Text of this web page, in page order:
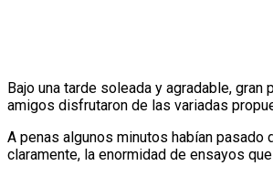
Bajo una tarde soleada y agradable,
amigos disfrutaron de las variadas
A penas algunos minutos habían
claramente, la enormidad de ensayos